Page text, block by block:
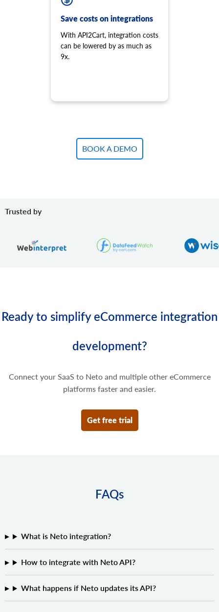
Ürüne varyant ekleyin.
product.variant.add.batch
Mağazaya yeni ürün çeşitleri ekleyin.
product.variant.update
product.variant.delete
Ürün çeşitlerini mağazadan kaldırın.
product.variant.image.add
Ürüne resim ekleyin
Ürün çeşidine bazı fiyatlar ekleyin.
product.variant.price.delete
Ürün çeşidinin bazı fiyatlarını silin.
Save costs on integrations
With API2Cart, integration costs
can be lowered by as much as
9x.
BOOK A DEMO
Trusted by
Ready to simplify eCommerce integration
development?
Connect your SaaS to Neto and multiple other eCommerce
platforms faster and easier.
Get free trial
FAQs
What is Neto integration?
How to integrate with Neto API?
What happens if Neto updates its API?